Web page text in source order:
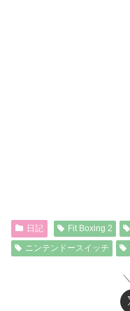
日記 Fit Boxing 2
ニンテンドースイッチ